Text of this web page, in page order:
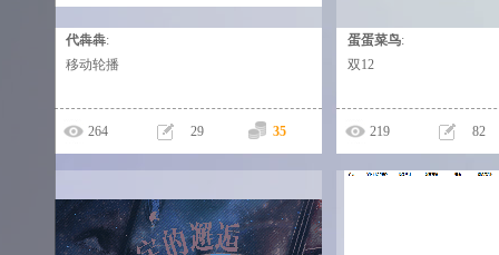
这个人太懒，什么都没有留下！
代犇犇:
移动轮播
264 29 35
蛋蛋菜鸟:
双12
219 82